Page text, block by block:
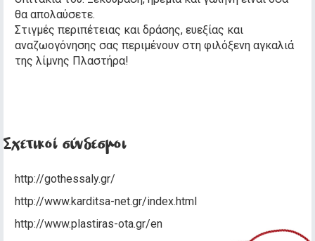
θα απολαύσετε.
Στιγμές περιπέτειας και δράσης, ευεξίας και
αναζωογόνησης σας περιμένουν στη φιλόξενη αγκαλιά
της λίμνης Πλαστήρα!
Σχετικοί σύνδεσμοι
http://gothessaly.gr/
http://www.karditsa-net.gr/index.html
http://www.plastiras-ota.gr/en